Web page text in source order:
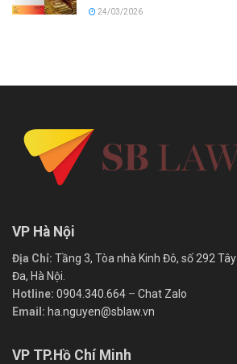
24/03/2026
VP Hà Nội
Địa Chỉ: Tầng 3, Tòa nhà Kinh Đô, số 292
Đa, Hà Nội.
Hotline: 0904.340.664 – Chat Zalo
Email: ha.nguyen@sblaw.vn
VP TP.Hồ Chí Minh